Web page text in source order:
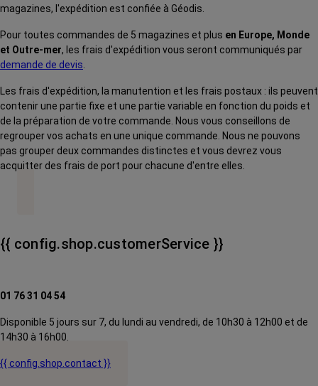
magazines, l'expédition est confiée à Géodis.
Pour toutes commandes de 5 magazines et plus en Europe, Monde
et Outre-mer, les frais d'expédition vous seront communiqués par
demande de devis
Les frais d'expédition, la manutention et les frais postaux : ils peuvent
contenir une partie fixe et une partie variable en fonction du poids et
de la préparation de votre commande. Nous vous conseillons de
regrouper vos achats en une unique commande. Nous ne pouvons
pas grouper deux commandes distinctes et vous devrez vous
acquitter des frais de port pour chacune d'entre elles.
{{ config.shop.customerService }}
01 76 31 04 54
Disponible 5 jours sur 7, du lundi au vendredi, de 10h30 à 12h00 et de
14h30 à 16h00.
{{ config.shop.contact }}